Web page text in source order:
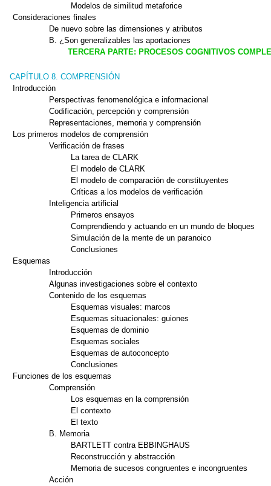
Modelos de similitud metaforice
Consideraciones finales
De nuevo sobre las dimensiones y atributos
B. ¿Son generalizables las aportaciones
TERCERA PARTE: PROCESOS COGNITIVOS
CAPÍTULO 8. COMPRENSIÓN
Introducción
Perspectivas fenomenológica e informacional
Codificación, percepción y comprensión
Representaciones, memoria y comprensión
Los primeros modelos de comprensión
Verificación de frases
La tarea de CLARK
El modelo de CLARK
El modelo de comparación de constituyentes
Críticas a los modelos de verificación
Inteligencia artificial
Primeros ensayos
Comprendiendo y actuando en un mundo de bloques
Simulación de la mente de un paranoico
Conclusiones
Esquemas
Introducción
Algunas investigaciones sobre el contexto
Contenido de los esquemas
Esquemas visuales: marcos
Esquemas situacionales: guiones
Esquemas de dominio
Esquemas sociales
Esquemas de autoconcepto
Conclusiones
Funciones de los esquemas
Comprensión
Los esquemas en la comprensión
El contexto
El texto
B. Memoria
BARTLETT contra EBBINGHAUS
Reconstrucción y abstracción
Memoria de sucesos congruentes e incongruentes
Acción